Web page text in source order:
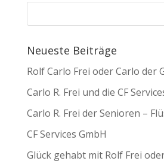
Neueste Beiträge
Rolf Carlo Frei oder Carlo der
Carlo R. Frei und die CF
Carlo R. Frei der Senioren –
CF Services GmbH
Glück gehabt mit Rolf Frei